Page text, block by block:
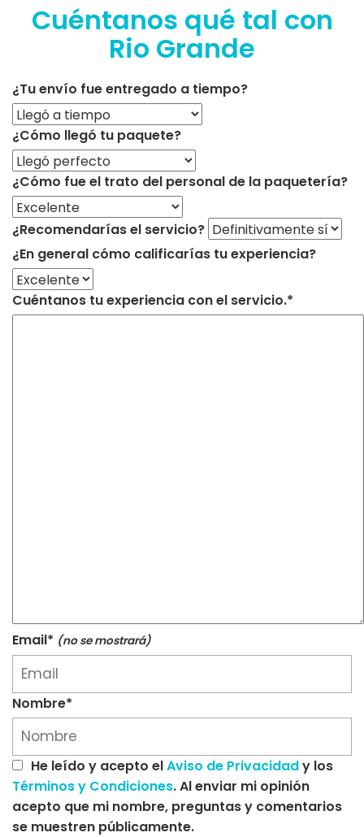
Cuéntanos qué tal con
Rio Grande
¿Tu envío fue entregado a tiempo?
¿Cómo llegó tu paquete?
¿Cómo fue el trato del personal de la paquetería?
¿Recomendarías el servicio?
¿En general cómo calificarías tu experiencia?
Cuéntanos tu experiencia con el servicio.*
Email* (no se mostrará)
Nombre*
He leído y acepto elAviso de Privacidady los
Términos y Condiciones. Al enviar mi opinión
acepto que mi nombre, preguntas y comentarios
se muestren públicamente.